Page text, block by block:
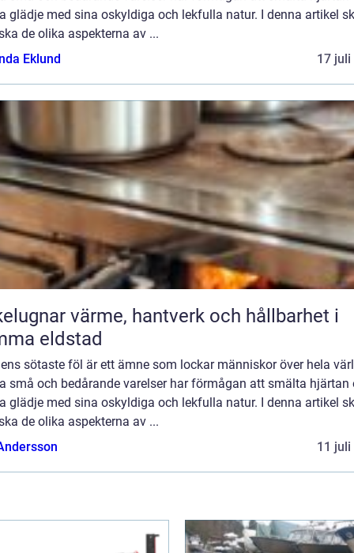
glädje med sina oskyldiga och lekfulla natur. I denna artikel
de olika aspekterna av ...
Eklund
17 juli
hantverk och hållbarhet i
eldstad
sötaste föl är ett ämne som lockar människor över hela
små och bedårande varelser har förmågan att smälta hjärtan
glädje med sina oskyldiga och lekfulla natur. I denna artikel
de olika aspekterna av ...
11 juli